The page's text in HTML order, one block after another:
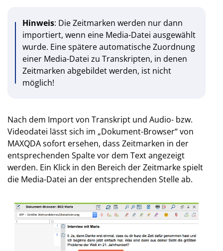
Hinweis: Die Zeitmarken werden nur dann
importiert, wenn eine Media-Datei ausgewählt
wurde. Eine spätere automatische Zuordnung
einer Media-Datei zu Transkripten, in denen
Zeitmarken abgebildet werden, ist nicht
möglich!
Nach dem Import von Transkript und Audio- bzw.
Videodatei lässt sich im „Dokument-Browser“ von
MAXQDA sofort ersehen, dass Zeitmarken in der
entsprechenden Spalte vor dem Text angezeigt
werden. Ein Klick in den Bereich der Zeitmarke spielt
die Media-Datei an der entsprechenden Stelle ab.